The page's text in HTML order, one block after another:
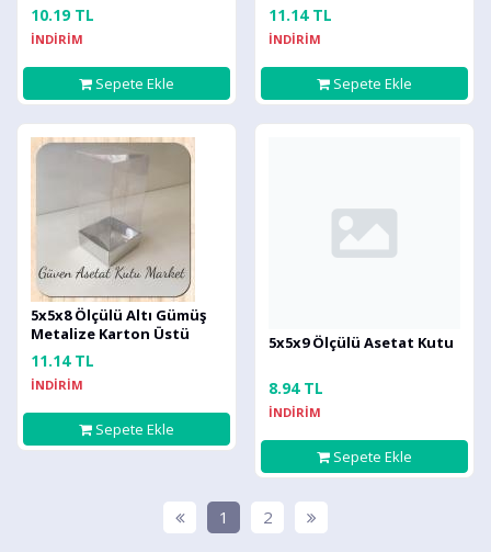
10.19 TL
İNDİRİM
Sepete Ekle
Asetat Kutu
11.14 TL
İNDİRİM
Sepete Ekle
5x5x8 Ölçülü Altı Gümüş
Metalize Karton Üstü
Asetat Kutu
11.14 TL
İNDİRİM
Sepete Ekle
5x5x9 Ölçülü Asetat Kutu
8.94 TL
İNDİRİM
Sepete Ekle
1 2